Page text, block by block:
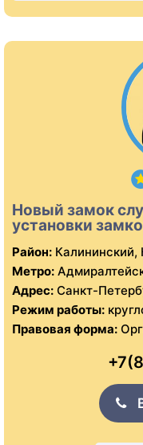
Новый замок
установки
Район: Калининский,
Метро:
Адрес: Санкт-
Режим работы:
Правовая форма: